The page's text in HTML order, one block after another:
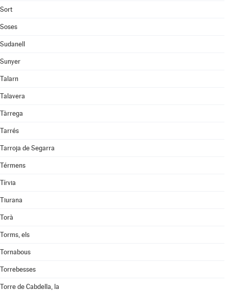
Sort
Soses
Sudanell
Sunyer
Talarn
Talavera
Tàrrega
Tarrés
Tarroja de Segarra
Térmens
Tírvia
Tiurana
Torà
Torms, els
Tornabous
Torrebesses
Torre de Cabdella, la